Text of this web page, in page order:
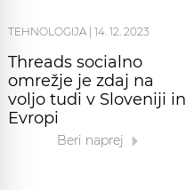
TEHNOLOGIJA 14. 12. 2023
Threads socialno
omrežje je zdaj na
voljo tudi v Sloveniji in
Evropi
Beri naprej